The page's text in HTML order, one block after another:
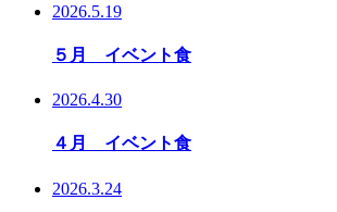
2026.5.19
５月 イベント食
2026.4.30
４月 イベント食
2026.3.24